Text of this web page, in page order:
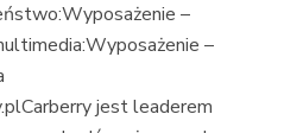
–
–
jest leaderem